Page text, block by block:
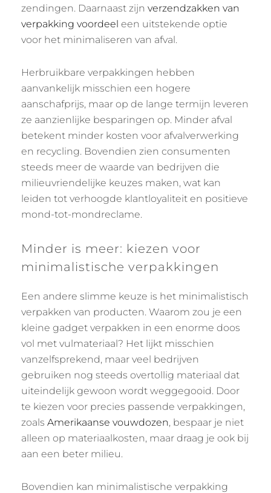
zendingen. Daarnaast zijn verzendzakken van
verpakking voordeel een uitstekende optie
voor het minimaliseren van afval.
Herbruikbare verpakkingen hebben
aanvankelijk misschien een hogere
aanschafprijs, maar op de lange termijn leveren
ze aanzienlijke besparingen op. Minder afval
betekent minder kosten voor afvalverwerking
en recycling. Bovendien zien consumenten
steeds meer de waarde van bedrijven die
milieuvriendelijke keuzes maken, wat kan
leiden tot verhoogde klantloyaliteit en positieve
mond-tot-mondreclame.
Minder is meer: kiezen voor
minimalistische verpakkingen
Een andere slimme keuze is het minimalistisch
verpakken van producten. Waarom zou je een
kleine gadget verpakken in een enorme doos
vol met vulmateriaal? Het lijkt misschien
vanzelfsprekend, maar veel bedrijven
gebruiken nog steeds overtollig materiaal dat
uiteindelijk gewoon wordt weggegooid. Door
te kiezen voor precies passende verpakkingen,
zoals Amerikaanse vouwdozen, bespaar je niet
alleen op materiaalkosten, maar draag je ook bij
aan een beter milieu.
Bovendien kan minimalistische verpakking